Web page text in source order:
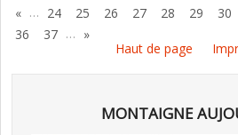
« … 24 25 26 27 28 29 30
36
37 … »
Haut de page
MONTAIGNE